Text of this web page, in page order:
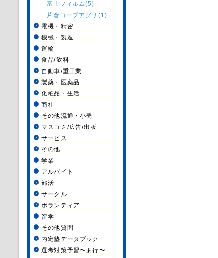
富士フィルム(5)
片倉コープアグリ(1)
電機・精密
機械・製造
運輸
食品/飲料
自動車/重工業
製薬・医薬品
化粧品・生活
商社
その他流通・小売
マスコミ/広告/出版
サービス
その他
学業
アルバイト
部活
サークル
ボランティア
留学
その他質問
内定塾データブック
選考対策予習〜あ行〜